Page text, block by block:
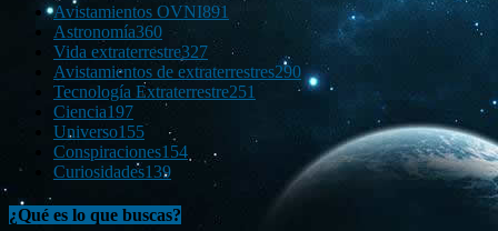
Avistamientos OVNI891
Astronomía360
Vida extraterrestre327
Avistamientos de extraterrestres290
Tecnología Extraterrestre251
Ciencia197
Universo155
Conspiraciones154
Curiosidades139
¿Qué es lo que buscas?